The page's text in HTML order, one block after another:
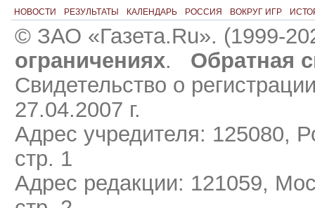
НОВОСТИ РЕЗУЛЬТАТЫ КАЛЕНДАРЬ РОССИЯ ВОКРУГ ИГР
© ЗАО «Газета.Ru». (1999-
ограничениях.
Обратная
Свидетельство о
27.04.2007 г.
Адрес учредителя: 125080,
стр. 1
Адрес редакции: 121059,